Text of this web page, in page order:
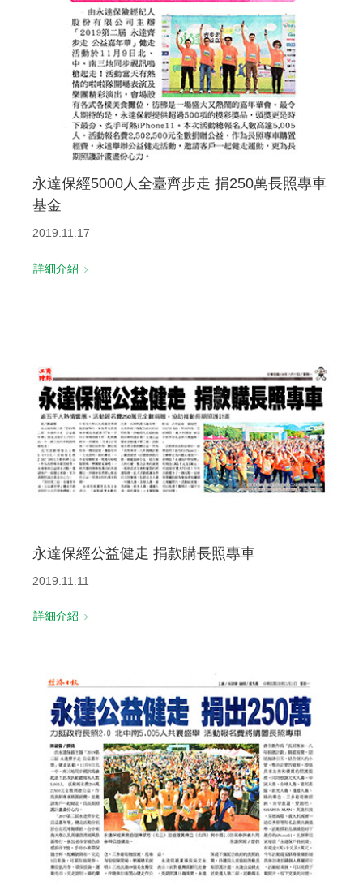
永達保經5000人全臺齊步走 捐250萬長照專車
基金
2019.11.17
詳細介紹
永達保經公益健走 捐款購長照專車
2019.11.11
詳細介紹